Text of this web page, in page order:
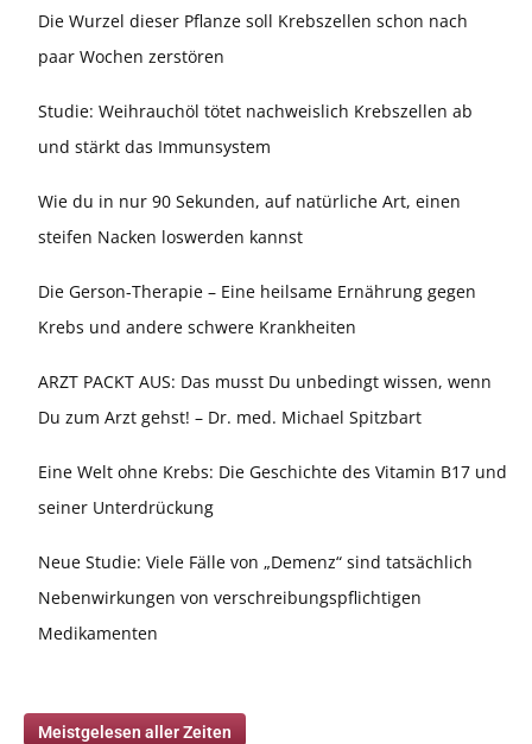
Die Wurzel dieser Pflanze soll Krebszellen schon nach
paar Wochen zerstören
Studie: Weihrauchöl tötet nachweislich Krebszellen ab
und stärkt das Immunsystem
Wie du in nur 90 Sekunden, auf natürliche Art, einen
steifen Nacken loswerden kannst
Die Gerson-Therapie – Eine heilsame Ernährung gegen
Krebs und andere schwere Krankheiten
ARZT PACKT AUS: Das musst Du unbedingt wissen, wenn
Du zum Arzt gehst! – Dr. med. Michael Spitzbart
Eine Welt ohne Krebs: Die Geschichte des Vitamin B17 und
seiner Unterdrückung
Neue Studie: Viele Fälle von „Demenz“ sind tatsächlich
Nebenwirkungen von verschreibungspflichtigen
Medikamenten
Meistgelesen aller Zeiten